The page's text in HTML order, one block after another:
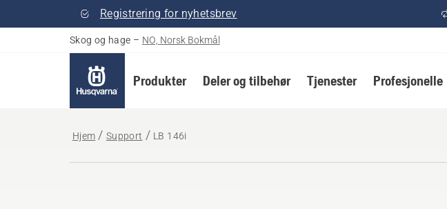
Registrering for nyhetsbrev
Skog og hage – NO, Norsk Bokmål
Produkter Deler og tilbehør Tjenester Profesjonelle
Hjem Support LB 146i